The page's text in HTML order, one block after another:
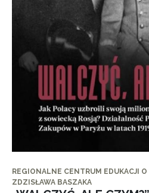
REGIONALNE CENTRUM EDUKACJI
ZDZISŁAWA BASZAKA